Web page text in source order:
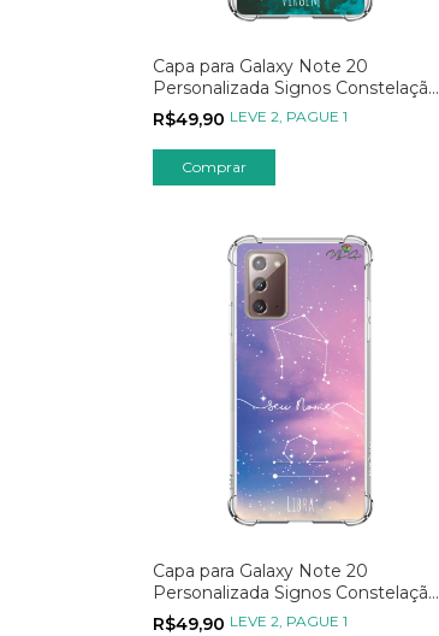
Capa para Galaxy Note 20
Personalizada Signos Constelação
de Virgem
R$49,90 LEVE 2, PAGUE 1
Capa para Galaxy Note 20
Personalizada Signos Constelação
de Libra
R$49,90 LEVE 2, PAGUE 1